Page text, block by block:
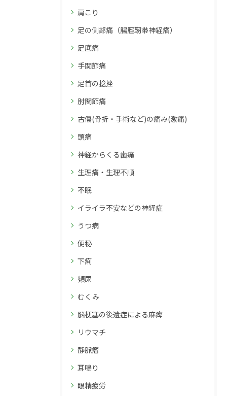
肩こり
足の側部痛（腸脛靭帯神経痛）
足底痛
手関節痛
足首の捻挫
肘関節痛
古傷(骨折・手術など)の痛み(激痛)
頭痛
神経からくる歯痛
生理痛・生理不順
不眠
イライラ不安などの神経症
うつ病
便秘
下痢
頻尿
むくみ
脳梗塞の後遺症による麻痺
リウマチ
静脈瘤
耳鳴り
眼精疲労